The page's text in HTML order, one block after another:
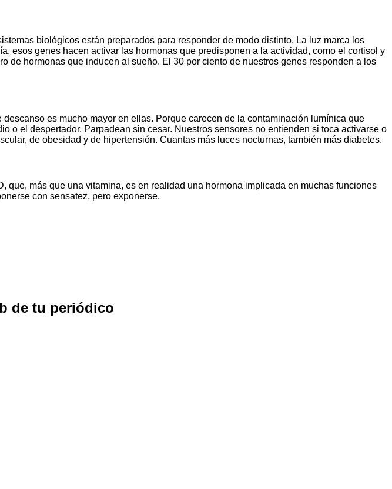
biológicos están preparados para responder de modo distinto. La luz marca los
esos genes hacen activar las hormonas que predisponen a la actividad, como el cortisol y
de hormonas que inducen al sueño. El 30 por ciento de nuestros genes responden a los
es mucho mayor en ellas. Porque carecen de la contaminación lumínica que
o el despertador. Parpadean sin cesar. Nuestros sensores no entienden si toca activarse o
de obesidad y de hipertensión. Cuantas más luces nocturnas, también más diabetes.
más que una vitamina, es en realidad una hormona implicada en muchas funciones
con sensatez, pero exponerse.
de tu periódico